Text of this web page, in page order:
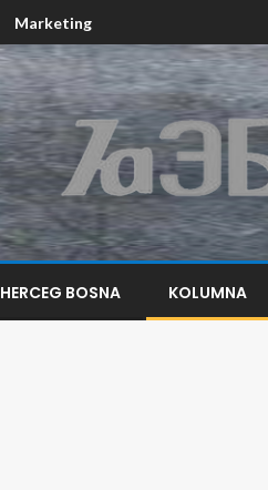
Marketing
HERCEG BOSNA KOLUMNA